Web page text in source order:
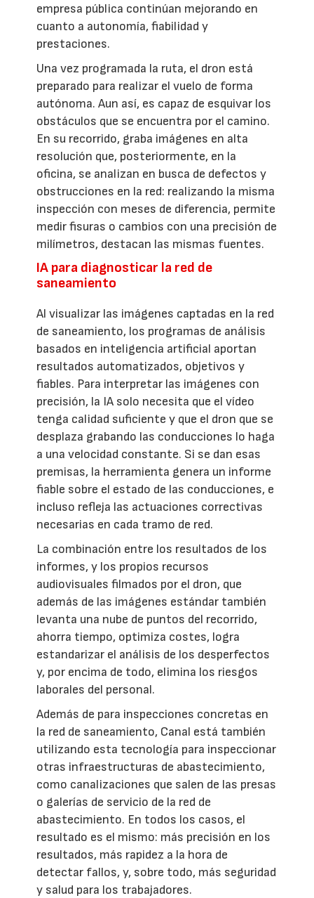
empresa pública continúan mejorando en
cuanto a autonomía, fiabilidad y
prestaciones.
Una vez programada la ruta, el dron está
preparado para realizar el vuelo de forma
autónoma. Aun así, es capaz de esquivar los
obstáculos que se encuentra por el camino.
En su recorrido, graba imágenes en alta
resolución que, posteriormente, en la
oficina, se analizan en busca de defectos y
obstrucciones en la red: realizando la misma
inspección con meses de diferencia, permite
medir fisuras o cambios con una precisión de
milímetros, destacan las mismas fuentes.
IA para diagnosticar la red de
saneamiento
Al visualizar las imágenes captadas en la red
de saneamiento, los programas de análisis
basados en inteligencia artificial aportan
resultados automatizados, objetivos y
fiables. Para interpretar las imágenes con
precisión, la IA solo necesita que el vídeo
tenga calidad suficiente y que el dron que se
desplaza grabando las conducciones lo haga
a una velocidad constante. Si se dan esas
premisas, la herramienta genera un informe
fiable sobre el estado de las conducciones, e
incluso refleja las actuaciones correctivas
necesarias en cada tramo de red.
La combinación entre los resultados de los
informes, y los propios recursos
audiovisuales filmados por el dron, que
además de las imágenes estándar también
levanta una nube de puntos del recorrido,
ahorra tiempo, optimiza costes, logra
estandarizar el análisis de los desperfectos
y, por encima de todo, elimina los riesgos
laborales del personal.
Además de para inspecciones concretas en
la red de saneamiento, Canal está también
utilizando esta tecnología para inspeccionar
otras infraestructuras de abastecimiento,
como canalizaciones que salen de las presas
o galerías de servicio de la red de
abastecimiento. En todos los casos, el
resultado es el mismo: más precisión en los
resultados, más rapidez a la hora de
detectar fallos, y, sobre todo, más seguridad
y salud para los trabajadores.